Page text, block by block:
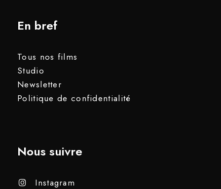
En bref
Tous nos films
Studio
Newsletter
Politique de confidentialité
Nous suivre
Instagram